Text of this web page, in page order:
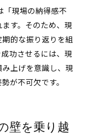
「現場の納得感不
す。そのため、現
的な振り返りを組
功させるには、現
上げを意識し、現
が不可欠です。
壁を乗り越